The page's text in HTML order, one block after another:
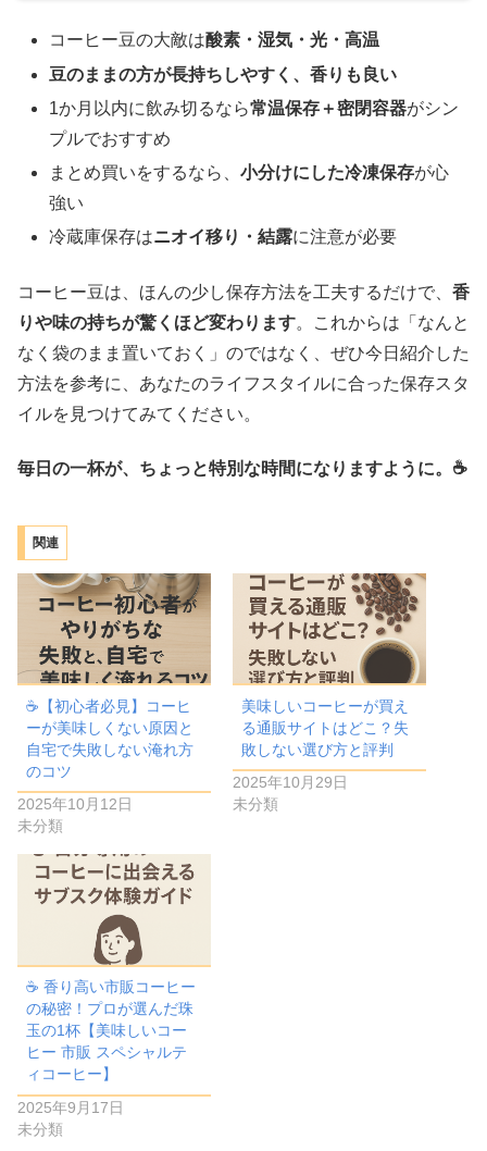
コーヒー豆の大敵は酸素・湿気・光・高温
豆のままの方が長持ちしやすく、香りも良い
1か月以内に飲み切るなら常温保存＋密閉容器がシン
プルでおすすめ
まとめ買いをするなら、小分けにした冷凍保存が心
強い
冷蔵庫保存はニオイ移り・結露に注意が必要
コーヒー豆は、ほんの少し保存方法を工夫するだけで、 香
りや味の持ちが驚くほど変わります。これからは「なんと
なく袋のまま置いておく」のではなく、ぜひ今日紹介した
方法を参考に、あなたのライフスタイルに合った保存スタ
イルを見つけてみてください。
毎日の一杯が、ちょっと特別な時間になりますように。☕
関連
☕【初心者必見】コーヒ
ーが美味しくない原因と
自宅で失敗しない淹れ方
のコツ
2025年10月12日
未分類
美味しいコーヒーが買え
る通販サイトはどこ？失
敗しない選び方と評判
2025年10月29日
未分類
☕ 香り高い市販コーヒー
の秘密！プロが選んだ珠
玉の1杯【美味しいコー
ヒー 市販 スペシャルテ
ィコーヒー】
2025年9月17日
未分類